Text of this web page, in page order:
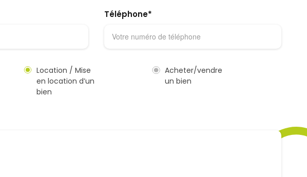
Téléphone*
Location / Mise
en location d’un
bien
Acheter/vendre
un bien